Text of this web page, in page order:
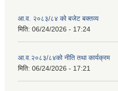
आ.व. २०८३/८४ को बजेट बक्तव्य
मिति: 06/24/2026 - 17:24
आ.व.२०८३/८४को नीति तथा कार्यक्रम
मिति: 06/24/2026 - 17:21